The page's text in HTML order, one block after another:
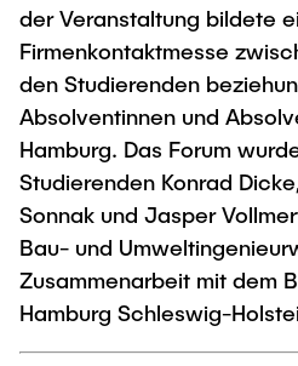
der Veranstaltung bildete
Firmenkontaktmesse
den Studierenden
Absolventinnen und
Hamburg. Das Forum
Studierenden Konrad
Sonnak und Jasper
Bau- und
Zusammenarbeit mit dem
Hamburg Schleswig-